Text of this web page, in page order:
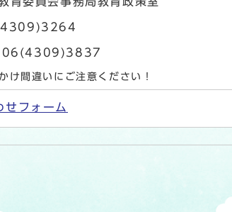
06(4309)3837
け間違いにご注意ください！
せフォーム